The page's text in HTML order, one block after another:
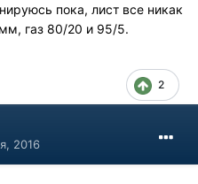
пока, лист все никак
газ 80/20 и 95/5.
2
2016